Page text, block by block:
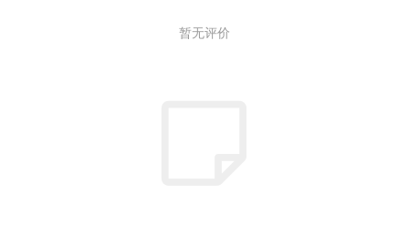
暂无评价